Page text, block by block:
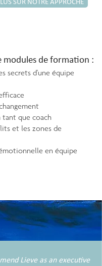
SUR NOTRE APPROCHE
modules de formation :
secrets d'une équipe
tant que coach
et les zones de
en équipe
Lieve as an executive